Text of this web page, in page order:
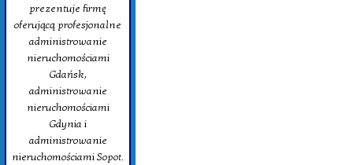
prezentuje firmę
oferującą profesjonalne
administrowanie
nieruchomościami
Gdańsk,
administrowanie
nieruchomościami
Gdynia i
administrowanie
nieruchomościami Sopot.